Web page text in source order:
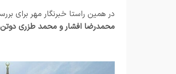
در همین راستا خبرنگار مهر برای
محمدرضا افشار و محمد طزری